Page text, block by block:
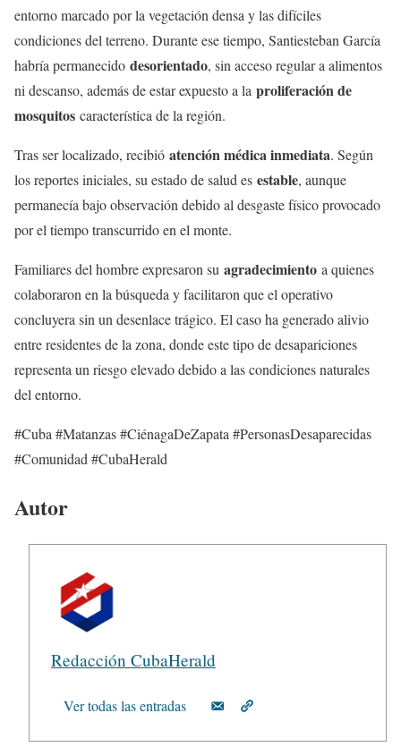
entorno marcado por la vegetación densa y las difíciles
condiciones del terreno. Durante ese tiempo, Santiesteban García
habría permanecido desorientado, sin acceso regular a alimentos
ni descanso, además de estar expuesto a la proliferación de
mosquitos característica de la región.
Tras ser localizado, recibió atención médica inmediata. Según
los reportes iniciales, su estado de salud es estable, aunque
permanecía bajo observación debido al desgaste físico provocado
por el tiempo transcurrido en el monte.
Familiares del hombre expresaron su agradecimiento a quienes
colaboraron en la búsqueda y facilitaron que el operativo
concluyera sin un desenlace trágico. El caso ha generado alivio
entre residentes de la zona, donde este tipo de desapariciones
representa un riesgo elevado debido a las condiciones naturales
del entorno.
#Cuba #Matanzas #CiénagaDeZapata #PersonasDesaparecidas
#Comunidad #CubaHerald
Autor
Redacción CubaHerald
Ver todas las entradas